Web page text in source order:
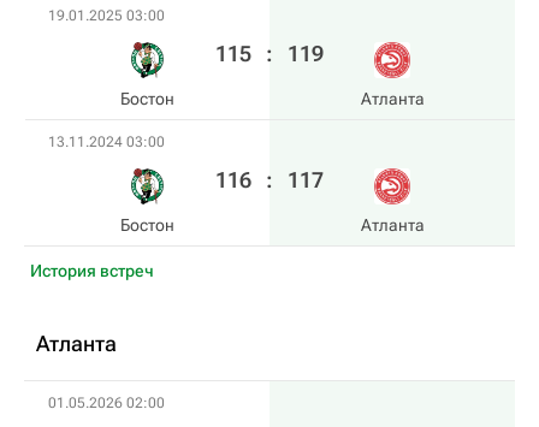
19.01.2025 03:00
Бостон
115 : 119
Атланта
13.11.2024 03:00
Бостон
116 : 117
Атланта
История встреч
Атланта
01.05.2026 02:00